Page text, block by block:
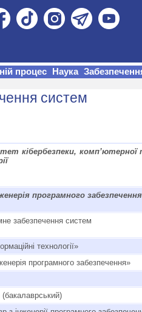
процес Наука
систем
кібербезпеки, комп’ютерної
програмного
забезпечення систем
технології»
програмного забезпечення»